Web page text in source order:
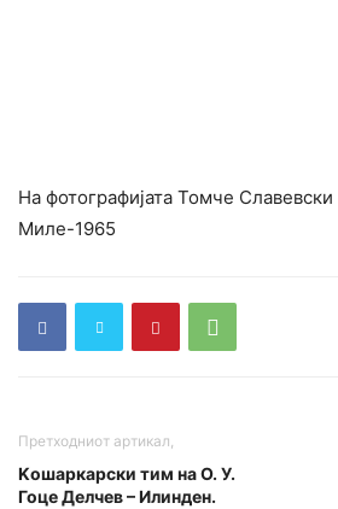
На фотографијата Томче
Миле-1965
Претходниот артикал,
Kошаркарски тим на О. У.
Гоце Делчев – Илинден.